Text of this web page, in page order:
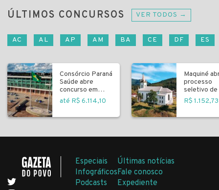
ÚLTIMOS CONCURSOS VER TODOS →
AC AL AP AM BA CE DF ES
Consórcio Paraná
Saúde abre
concurso em
Curitiba
até R$ 6.114,10
Maquiné
processo
seletivo de
R$ 1.152,73
Especiais
Infográficos
Podcasts
Últimas notícias
Fale conosco
Expediente